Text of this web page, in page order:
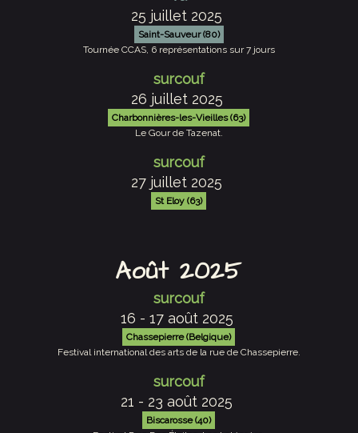
25 juillet 2025
Saint-Sauveur (80)
Tournée CCAS, 6 représentations sur 7 jours
surcouf
26 juillet 2025
Charbonnières-les-Vieilles (63)
Le Gour de Tazenat.
surcouf
27 juillet 2025
St Eloy (63)
Août 2025
surcouf
16 - 17 août 2025
Chassepierre (Belgique)
Festival international des arts de la rue de Chassepierre.
surcouf
21 - 23 août 2025
Biscarosse (40)